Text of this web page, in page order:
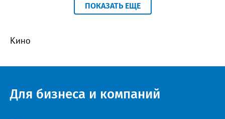
ПОКАЗАТЬ ЕЩЕ
Кино
Для бизнеса и компаний